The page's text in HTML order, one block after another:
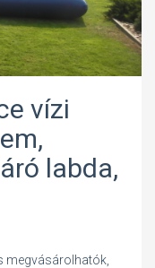
vízi
labda,
megvásárolhatók,